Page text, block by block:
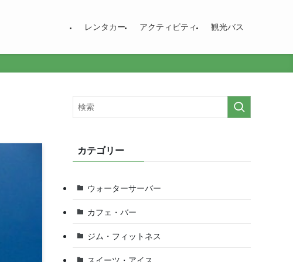
レンタカー アクティビティ 観光バス
カテゴリー
ウォーターサーバー
カフェ・バー
ジム・フィットネス
スイーツ・アイス